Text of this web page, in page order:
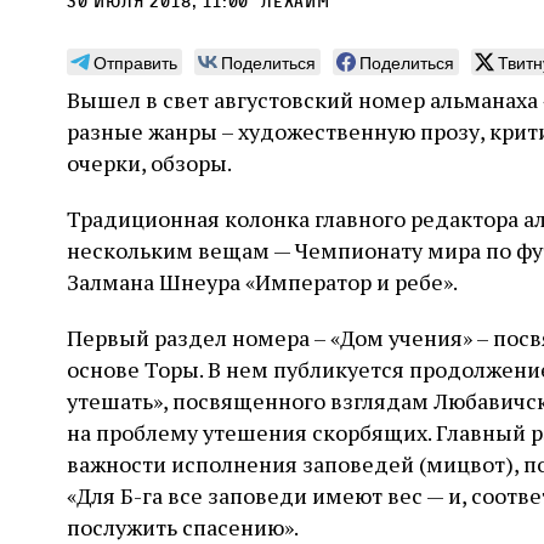
Отправить Поделиться Поделиться
Вышел в свет августовский номер
разные жанры – художественную прозу,
очерки, обзоры.
Традиционная колонка главного редактора
нескольким вещам — Чемпионату мира по
Залмана Шнеура «Император и ребе».
Первый раздел номера – «Дом учения» –
основе Торы. В нем публикуется
утешать», посвященного взглядам
на проблему утешения скорбящих. Главный
важности исполнения заповедей (мицвот),
«Для Б-га все заповеди имеют вес — и,
послужить спасению».
Погромы 1929 года:
судьбу еврейского ишува
Примерно за полторы недели до начала
погромов Ребе совершал поездку по святым
частности, Пещеру праотцев и Западную
стену. Он, несомненно, почувствовал
необычайное напряжение и сознательно
отказался приходить к Стене в Тиша бе‑Ав,
чтобы не собирать вокруг себя большое
количество хасидов и жителей города и тем
самым не усиливать напряжённость
Александр
Ицкович
По
тела